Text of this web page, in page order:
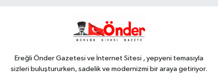
18:48 .
Ereğli Önder Gazetesi ve İnternet Sitesi , yepyeni temasıyla
sizleri buluştururken, sadelik ve modernizmi bir araya getiriyor.